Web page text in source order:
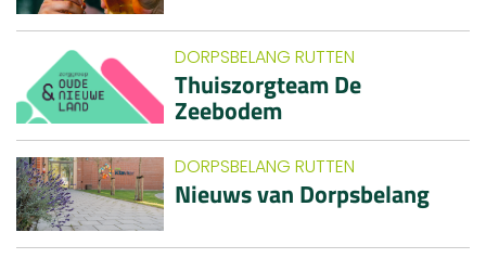
DORPSBELANG RUTTEN
Thuiszorgteam De
Zeebodem
DORPSBELANG RUTTEN
Nieuws van Dorpsbelang